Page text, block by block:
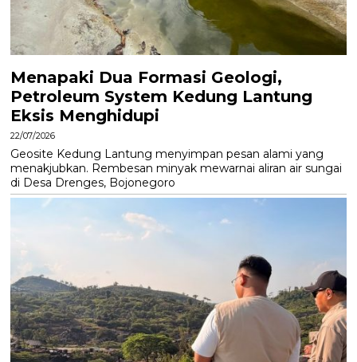
Menapaki Dua Formasi Geologi,
Petroleum System Kedung Lantung
Eksis Menghidupi
22/07/2026
Geosite Kedung Lantung menyimpan pesan alami yang
menakjubkan. Rembesan minyak mewarnai aliran air sungai
di Desa Drenges, Bojonegoro